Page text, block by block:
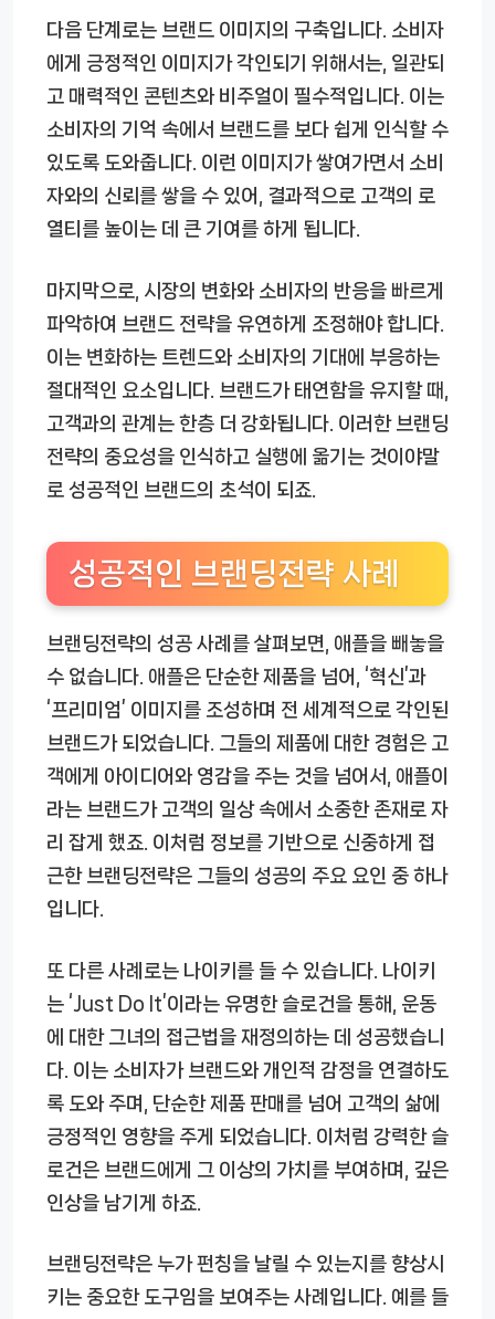
다음 단계로는 브랜드 이미지의 구축입니다. 소비자
에게 긍정적인 이미지가 각인되기 위해서는, 일관되
고 매력적인 콘텐츠와 비주얼이 필수적입니다. 이는
소비자의 기억 속에서 브랜드를 보다 쉽게 인식할 수
있도록 도와줍니다. 이런 이미지가 쌓여가면서 소비
자와의 신뢰를 쌓을 수 있어, 결과적으로 고객의 로
열티를 높이는 데 큰 기여를 하게 됩니다.
마지막으로, 시장의 변화와 소비자의 반응을 빠르게
파악하여 브랜드 전략을 유연하게 조정해야 합니다.
이는 변화하는 트렌드와 소비자의 기대에 부응하는
절대적인 요소입니다. 브랜드가 태연함을 유지할 때,
고객과의 관계는 한층 더 강화됩니다. 이러한 브랜딩
전략의 중요성을 인식하고 실행에 옮기는 것이야말
로 성공적인 브랜드의 초석이 되죠.
성공적인 브랜딩전략 사례
브랜딩전략의 성공 사례를 살펴보면, 애플을 빼놓을
수 없습니다. 애플은 단순한 제품을 넘어, ‘혁신’과
‘프리미엄’ 이미지를 조성하며 전 세계적으로 각인된
브랜드가 되었습니다. 그들의 제품에 대한 경험은 고
객에게 아이디어와 영감을 주는 것을 넘어서, 애플이
라는 브랜드가 고객의 일상 속에서 소중한 존재로 자
리 잡게 했죠. 이처럼 정보를 기반으로 신중하게 접
근한 브랜딩전략은 그들의 성공의 주요 요인 중 하나
입니다.
또 다른 사례로는 나이키를 들 수 있습니다. 나이키
는 ‘Just Do It’이라는 유명한 슬로건을 통해, 운동
에 대한 그녀의 접근법을 재정의하는 데 성공했습니
다. 이는 소비자가 브랜드와 개인적 감정을 연결하도
록 도와 주며, 단순한 제품 판매를 넘어 고객의 삶에
긍정적인 영향을 주게 되었습니다. 이처럼 강력한 슬
로건은 브랜드에게 그 이상의 가치를 부여하며, 깊은
인상을 남기게 하죠.
브랜딩전략은 누가 펀칭을 날릴 수 있는지를 향상시
키는 중요한 도구임을 보여주는 사례입니다. 예를 들